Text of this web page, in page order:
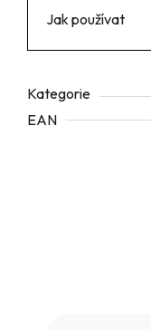
Jak používat
Kategorie
EAN